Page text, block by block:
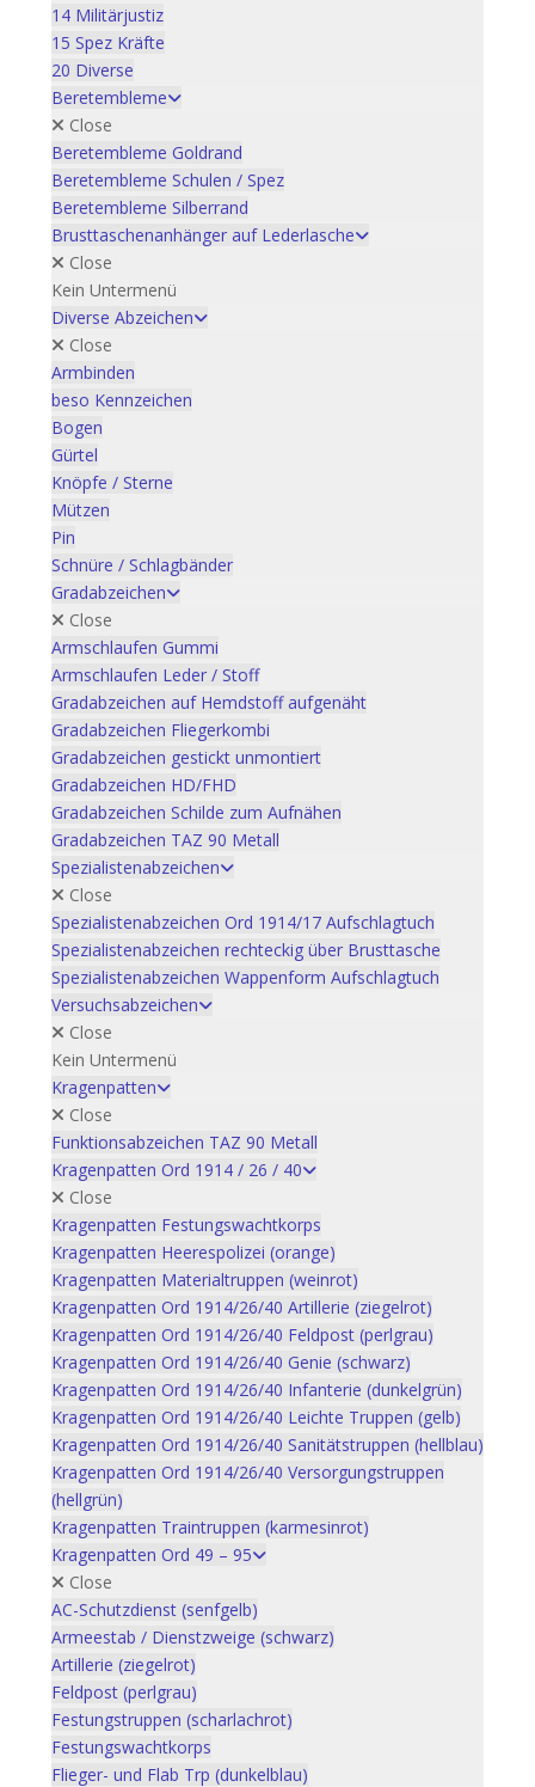
14 Militärjustiz
15 Spez Kräfte
20 Diverse
Beretembleme
Close
Beretembleme Goldrand
Beretembleme Schulen / Spez
Beretembleme Silberrand
Brusttaschenanhänger auf Lederlasche
Close
Kein Untermenü
Diverse Abzeichen
Close
Armbinden
beso Kennzeichen
Bogen
Gürtel
Knöpfe / Sterne
Mützen
Pin
Schnüre / Schlagbänder
Gradabzeichen
Close
Armschlaufen Gummi
Armschlaufen Leder / Stoff
Gradabzeichen auf Hemdstoff aufgenäht
Gradabzeichen Fliegerkombi
Gradabzeichen gestickt unmontiert
Gradabzeichen HD/FHD
Gradabzeichen Schilde zum Aufnähen
Gradabzeichen TAZ 90 Metall
Spezialistenabzeichen
Close
Spezialistenabzeichen Ord 1914/17 Aufschlagtuch
Spezialistenabzeichen rechteckig über Brusttasche
Spezialistenabzeichen Wappenform Aufschlagtuch
Versuchsabzeichen
Close
Kein Untermenü
Kragenpatten
Close
Funktionsabzeichen TAZ 90 Metall
Kragenpatten Ord 1914 / 26 / 40
Close
Kragenpatten Festungswachtkorps
Kragenpatten Heerespolizei (orange)
Kragenpatten Materialtruppen (weinrot)
Kragenpatten Ord 1914/26/40 Artillerie (ziegelrot)
Kragenpatten Ord 1914/26/40 Feldpost (perlgrau)
Kragenpatten Ord 1914/26/40 Genie (schwarz)
Kragenpatten Ord 1914/26/40 Infanterie (dunkelgrün)
Kragenpatten Ord 1914/26/40 Leichte Truppen (gelb)
Kragenpatten Ord 1914/26/40 Sanitätstruppen (hellblau)
Kragenpatten Ord 1914/26/40 Versorgungstruppen
(hellgrün)
Kragenpatten Traintruppen (karmesinrot)
Kragenpatten Ord 49 – 95
Close
AC-Schutzdienst (senfgelb)
Armeestab / Dienstzweige (schwarz)
Artillerie (ziegelrot)
Feldpost (perlgrau)
Festungstruppen (scharlachrot)
Festungswachtkorps
Flieger- und Flab Trp (dunkelblau)